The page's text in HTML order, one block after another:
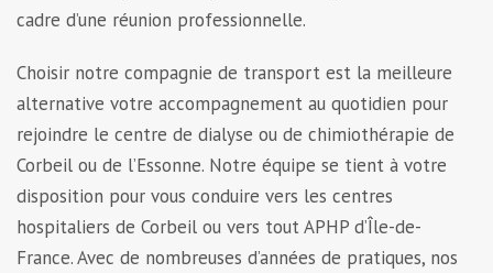
cadre d’une réunion professionnelle.
Choisir notre compagnie de transport est la meilleure
alternative votre accompagnement au quotidien pour
rejoindre le centre de dialyse ou de chimiothérapie de
Corbeil ou de l’Essonne. Notre équipe se tient à votre
disposition pour vous conduire vers les centres
hospitaliers de Corbeil ou vers tout APHP d’Île-de-
France. Avec de nombreuses d’années de pratiques, nos